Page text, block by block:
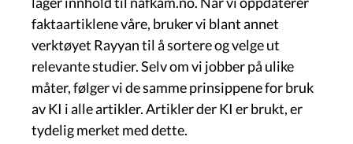
faktaartiklene våre, bruker vi blant annet
verktøyet Rayyan til å sortere og velge ut
relevante studier. Selv om vi jobber på ulike
måter, følger vi de samme prinsippene for bruk
av KI i alle artikler. Artikler der KI er brukt, er
tydelig merket med dette.